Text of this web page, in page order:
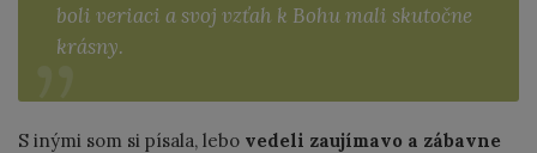
boli veriaci a svoj vzťah k Bohu mali skutočne
krásny.
S inými som si písala, lebo vedeli zaujímavo a zábavne